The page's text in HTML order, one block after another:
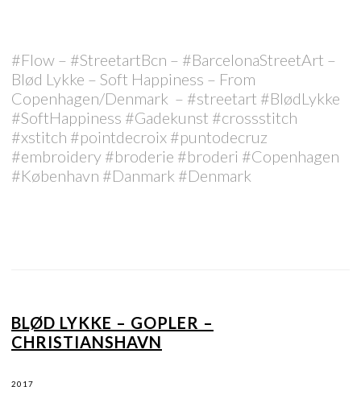
#Flow – #StreetartBcn – #BarcelonaStreetArt –
Blød Lykke – Soft Happiness – From
Copenhagen/Denmark – #streetart #BlødLykke
#SoftHappiness #Gadekunst #crossstitch
#xstitch #pointdecroix #puntodecruz
#embroidery #broderie #broderi #Copenhagen
#København #Danmark #Denmark
BLØD LYKKE – GOPLER –
CHRISTIANSHAVN
2017